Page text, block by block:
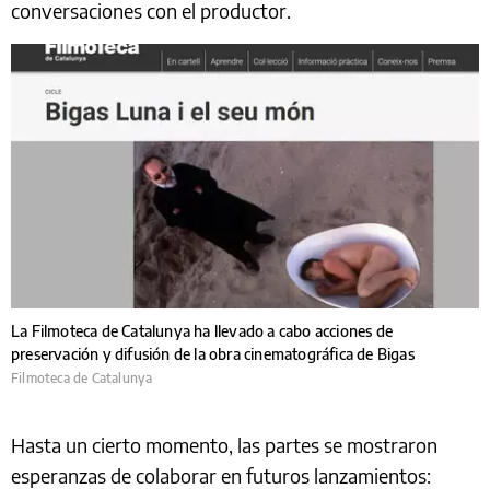
conversaciones con el productor.
La Filmoteca de Catalunya ha llevado a cabo acciones de
preservación y difusión de la obra cinematográfica de Bigas
Filmoteca de Catalunya
Hasta un cierto momento, las partes se mostraron
esperanzas de colaborar en futuros lanzamientos: